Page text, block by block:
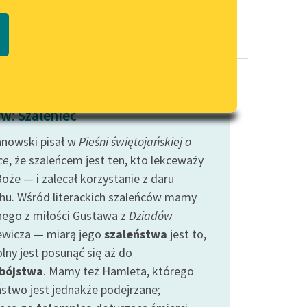
PDF
wrażliwych
Deklaracja dostępności
Szaleniec
pisał wPieśni świętojańskiej o
, że szaleńcem jest ten, kto lekceważy
— i zalecał korzystanie z daru
Wśród literackich szaleńców mamy
z miłości Gustawa z Dziadów
— miarą jego szaleństwa jest to,
jest posunąć się aż do
. Mamy też Hamleta, którego
jest jednakże podejrzane;